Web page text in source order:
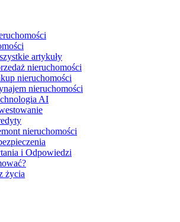
artykuły
nieruchomości
nieruchomości
nieruchomości
AI
nieruchomości
i Odpowiedzi
życia